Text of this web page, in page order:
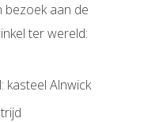
bezoek aan de
ter wereld:
kasteel Alnwick